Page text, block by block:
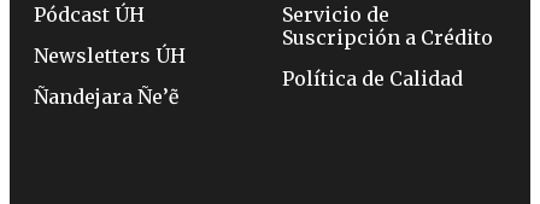
Pódcast ÚH
Newsletters ÚH
Ñandejara Ñe’ẽ
Servicio de
Suscripción a Crédito
Política de Calidad